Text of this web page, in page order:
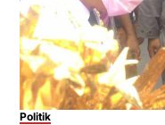
Politik